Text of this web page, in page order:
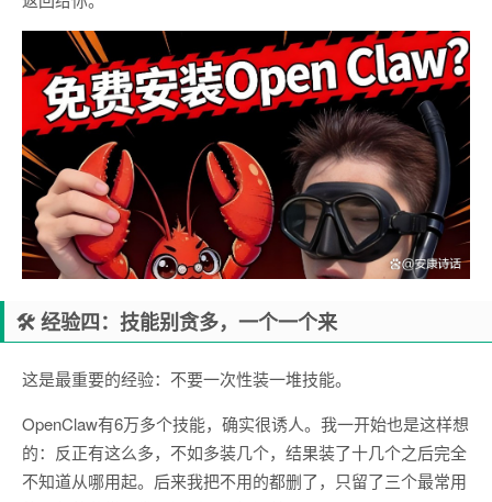
🛠 经验四：技能别贪多，一个一个来
这是最重要的经验：不要一次性装一堆技能。
OpenClaw有6万多个技能，确实很诱人。我一开始也是这样想
的：反正有这么多，不如多装几个，结果装了十几个之后完全
不知道从哪用起。后来我把不用的都删了，只留了三个最常用